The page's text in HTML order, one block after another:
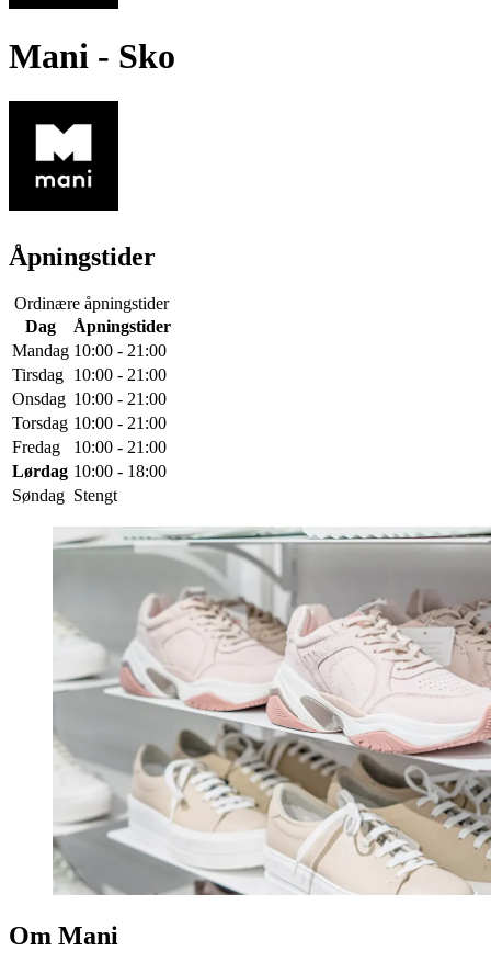
Mani - Sko
Åpningstider
Ordinære åpningstider
Dag
Åpningstider
Mandag 10:00 - 21:00
Tirsdag 10:00 - 21:00
Onsdag 10:00 - 21:00
Torsdag 10:00 - 21:00
Fredag
10:00 - 21:00
Lørdag 10:00 - 18:00
Søndag Stengt
Om Mani